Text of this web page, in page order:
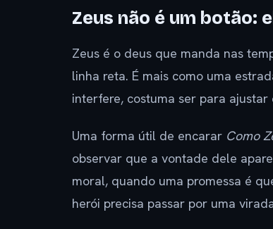
Zeus não é um botão:
Zeus é o deus que manda nas
linha reta. É mais como uma
interfere, costuma ser para
Uma forma útil de encarar Como
observar que a vontade dele
moral, quando uma promessa é
herói precisa passar por uma